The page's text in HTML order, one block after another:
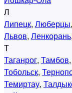
Л
Липецк, Люберцы,
Львов, Ленкорань,
Т
Таганрог, Тамбов,
Тобольск,
Темиртау,